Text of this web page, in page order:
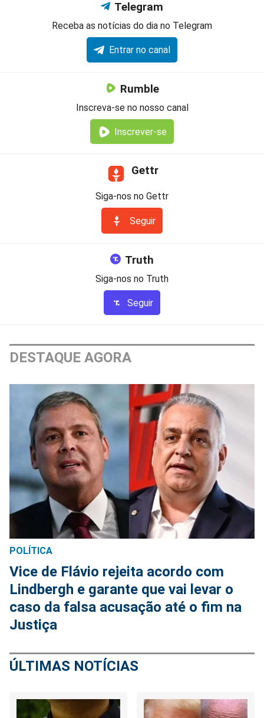
Telegram
Receba as notícias do dia no Telegram
Entrar no canal
Rumble
Inscreva-se no nosso canal
Inscrever-se
Gettr
Siga-nos no Gettr
Seguir
Truth
Siga-nos no Truth
Seguir
DESTAQUE AGORA
POLÍTICA
Vice de Flávio rejeita acordo com
Lindbergh e garante que vai levar o
caso da falsa acusação até o fim na
Justiça
ÚLTIMAS NOTÍCIAS